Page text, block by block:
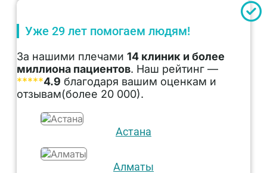
Уже 29 лет помогаем людям!
За нашими плечами 14 клиник и более
миллиона пациентов. Наш рейтинг —
*****4.9 благодаря вашим оценкам и
отзывам(более 20 000).
Астана
Алматы